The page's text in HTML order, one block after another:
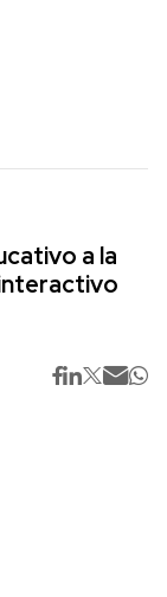
a la